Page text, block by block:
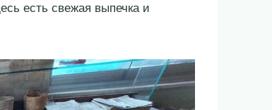
есть свежая выпечка и